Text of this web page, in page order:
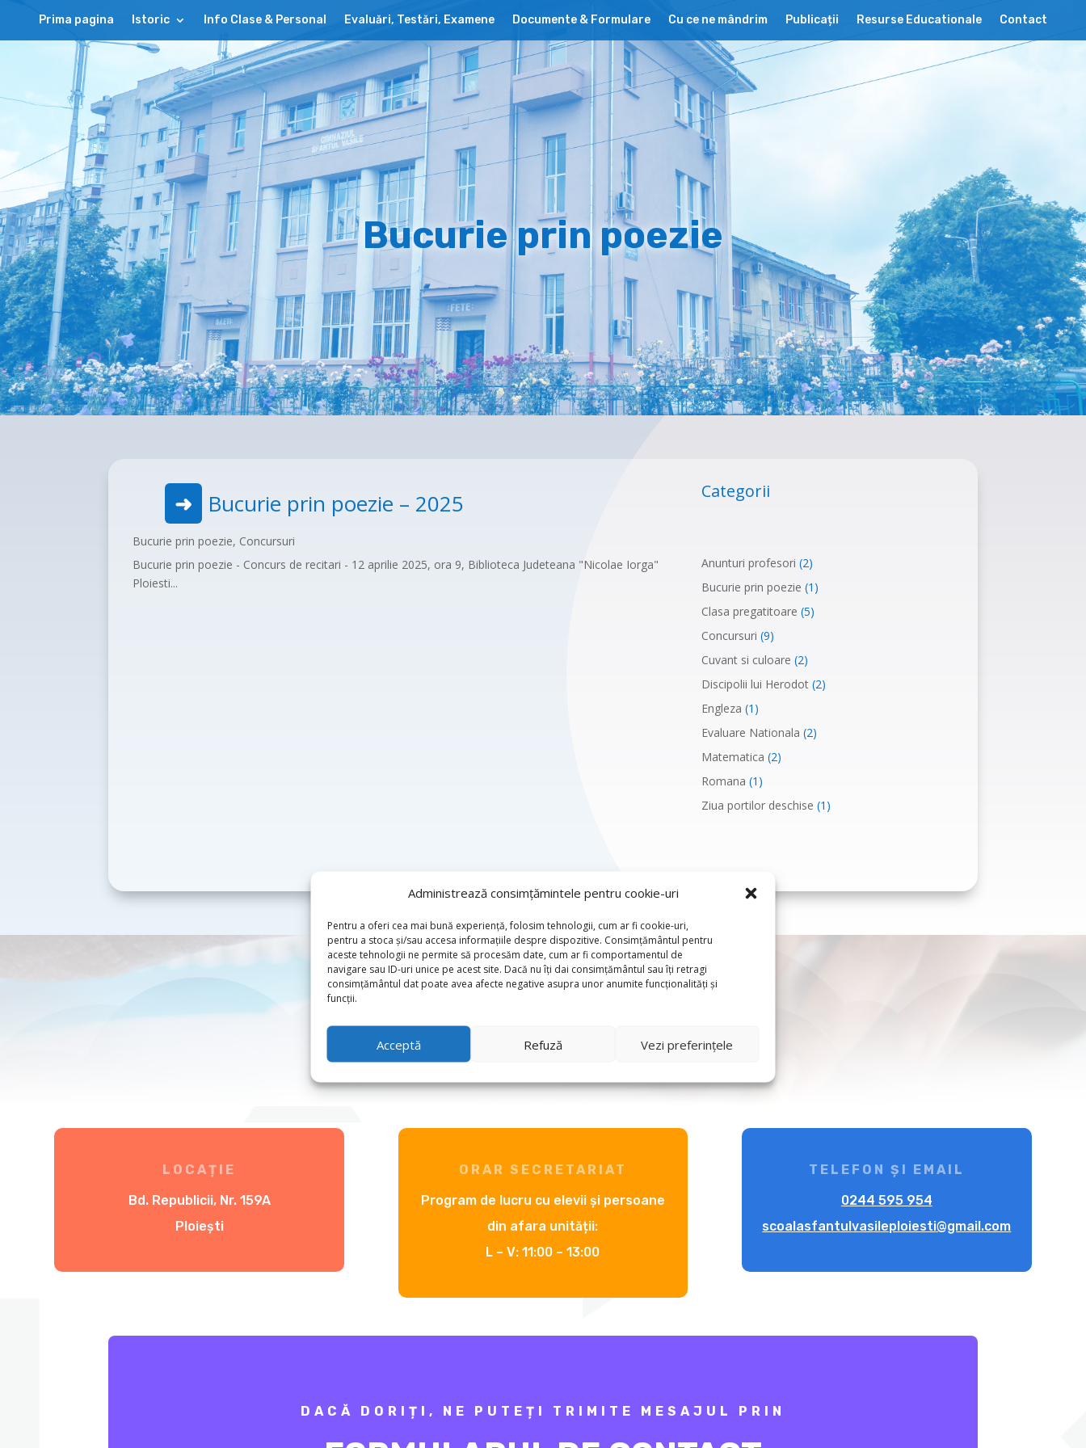
Administrează consimțămintele pentru cookie-uri
Pentru a oferi cea mai bună experiență, folosim tehnologii, cum ar fi cookie-uri,
pentru a stoca și/sau accesa informațiile despre dispozitive. Consimțământul pentru
aceste tehnologii ne permite să procesăm date, cum ar fi comportamentul de
navigare sau ID-uri unice pe acest site. Dacă nu îți dai consimțământul sau îți retragi
consimțământul dat poate avea afecte negative asupra unor anumite funcționalități și
funcții.
Acceptă Refuză Vezi preferințele
Prima pagina Istoric Info Clase & Personal Evaluări, Testări, Examene Documente & Formulare Cu ce ne mândrim Publicații Resurse Educationale Contact
Bucurie prin poezie
Bucurie prin poezie – 2025
Bucurie prin poezie, Concursuri
Bucurie prin poezie - Concurs de recitari - 12 aprilie 2025, ora 9, Biblioteca Judeteana "Nicolae Iorga"
Ploiesti...
Categorii
Anunturi profesori (2)
Bucurie prin poezie (1)
Clasa pregatitoare (5)
Concursuri (9)
Cuvant si culoare (2)
Discipolii lui Herodot(2)
Engleza (1)
Evaluare Nationala (2)
Matematica (2)
Romana (1)
Ziua portilor deschise (1)
CONTACTAȚI-NE
LOCAȚIE
Bd. Republicii, Nr. 159A
Ploiești
ORAR SECRETARIAT
Program de lucru cu elevii și persoane
din afara unității:
L – V: 11:00 – 13:00
TELEFON ȘI EMAIL
0244 595 954
scoalasfantulvasileploiesti@gmail.com
DACĂ DORIȚI, NE PUTEȚI TRIMITE MESAJUL PRIN